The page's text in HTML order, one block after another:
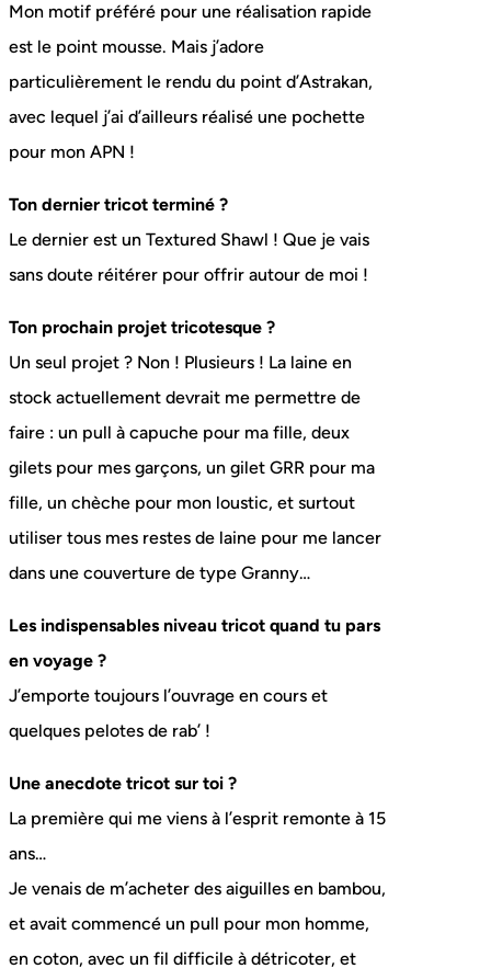
Mon motif préféré pour une réalisation rapide
est le point mousse. Mais j’adore
particulièrement le rendu du point d’Astrakan,
avec lequel j’ai d’ailleurs réalisé une pochette
pour mon APN !
Ton dernier tricot terminé ?
Le dernier est un Textured Shawl ! Que je vais
sans doute réitérer pour offrir autour de moi !
Ton prochain projet tricotesque ?
Un seul projet ? Non ! Plusieurs ! La laine en
stock actuellement devrait me permettre de
faire : un pull à capuche pour ma fille, deux
gilets pour mes garçons, un gilet GRR pour ma
fille, un chèche pour mon loustic, et surtout
utiliser tous mes restes de laine pour me lancer
dans une couverture de type Granny…
Les indispensables niveau tricot quand tu pars
en voyage ?
J’emporte toujours l’ouvrage en cours et
quelques pelotes de rab’ !
Une anecdote tricot sur toi ?
La première qui me viens à l’esprit remonte à 15
ans…
Je venais de m’acheter des aiguilles en bambou,
et avait commencé un pull pour mon homme,
en coton, avec un fil difficile à détricoter, et